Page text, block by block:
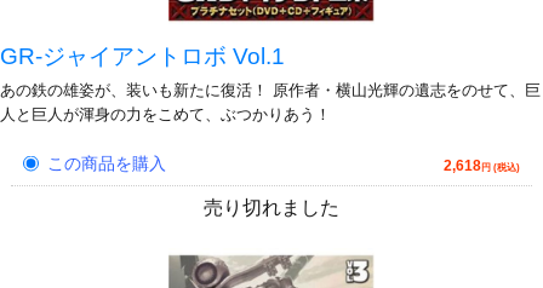
GR-ジャイアントロボ Vol.1
あの鉄の雄姿が、装いも新たに復活！ 原作者・横山光輝の遺志をのせて、巨
人と巨人が渾身の力をこめて、ぶつかりあう！
この商品を購入 2,618円 (税込)
売り切れました